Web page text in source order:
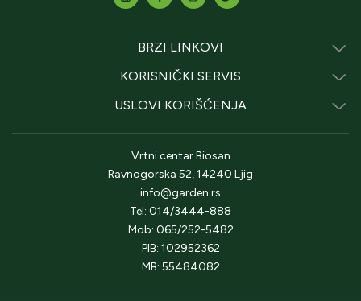
BRZI LINKOVI
KORISNIČKI SERVIS
USLOVI KORIŠĆENJA
Vrtni centar Biosan
Ravnogorska 52, 14240 Ljig
info@garden.rs
Tel: 014/3444-888
Mob: 065/252-5482
PIB: 102952362
MB: 55484082